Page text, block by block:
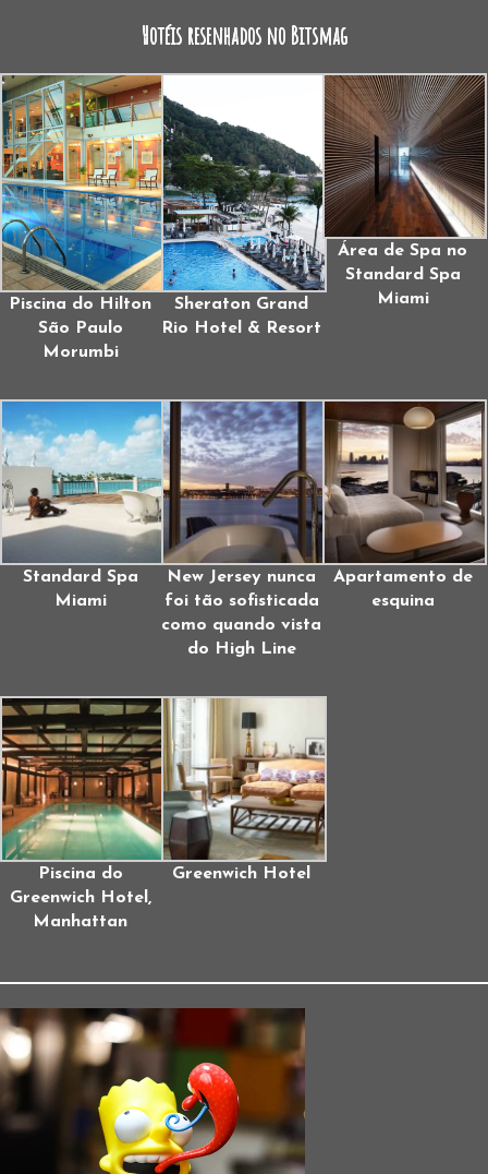
Hotéis resenhados no Bitsmag
Piscina do Hilton
São Paulo
Morumbi
Sheraton Grand
Rio Hotel & Resort
Área de Spa no
Standard Spa
Miami
Standard Spa
Miami
New Jersey nunca
foi tão sofisticada
como quando vista
do High Line
Apartamento de
esquina
Piscina do
Greenwich Hotel,
Manhattan
Greenwich Hotel